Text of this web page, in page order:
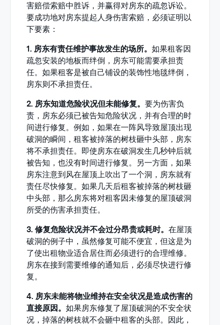
害赔偿索赔中胜诉，并赢得对房东的疏忽诉讼。
要成功地对房东提起人身伤害索赔，必须证明以
下要素：
1. 房东有责任维护事故发生的场所。如果租客因
疏忽安装的地板而绊倒，房东可能需要承担责
任。如果租客是被自己铺设的装饰性地毯绊倒，
房东则不承担责任。
2. 房东知道危险状况但未能修复。要为伤害负
责，房东必须已被告知危险状况，并有合理的时
间进行修复。例如，如果在一阵风导致屋顶出现
破洞的瞬间，租客被掉落的树枝砸中头部，房东
将不承担责任。即使房东在破洞发生几秒钟后就
被告知，也没有时间进行修复。另一方面，如果
房东注意到风在屋顶上吹出了一个洞，房东就有
责任尽快修复。如果几天后租客被掉落的树枝砸
中头部，那么房东将对租客因未修复的屋顶破洞
所受的伤害承担责任。
3. 修复危险状况并不会过分昂贵或耗时。在屋顶
破洞的例子中，虽然修复可能不便宜，但这是为
了使出租物业适合居住而必须进行的合理维修。
房东在接到需要维修的通知后，必须尽快进行修
复。
4. 房东未能将物业维持在安全状况是造成伤害的
直接原因。如果房东修复了屋顶破洞的不安全状
况，掉落的树枝就不会砸中租客的头部。因此，